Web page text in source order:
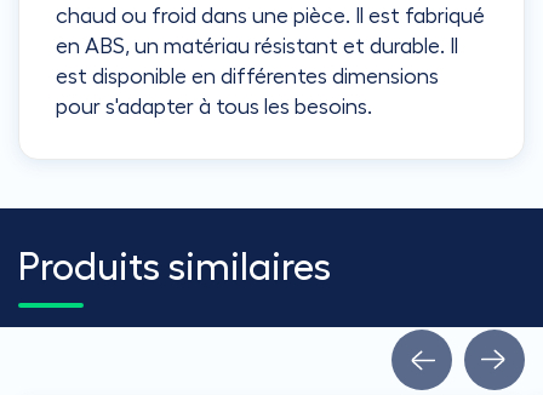
chaud ou froid dans une pièce. Il est fabriqué
en ABS, un matériau résistant et durable. Il
est disponible en différentes dimensions
pour s'adapter à tous les besoins.
Produits similaires